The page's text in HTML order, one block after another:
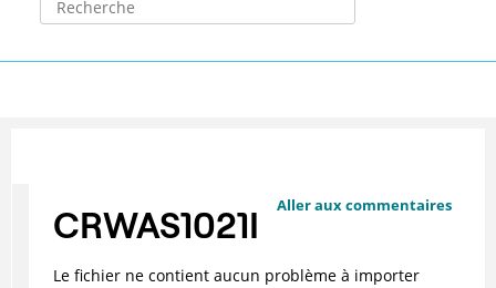
Aller aux commentaires
CRWAS1021I
Le fichier ne contient aucun problème à importer